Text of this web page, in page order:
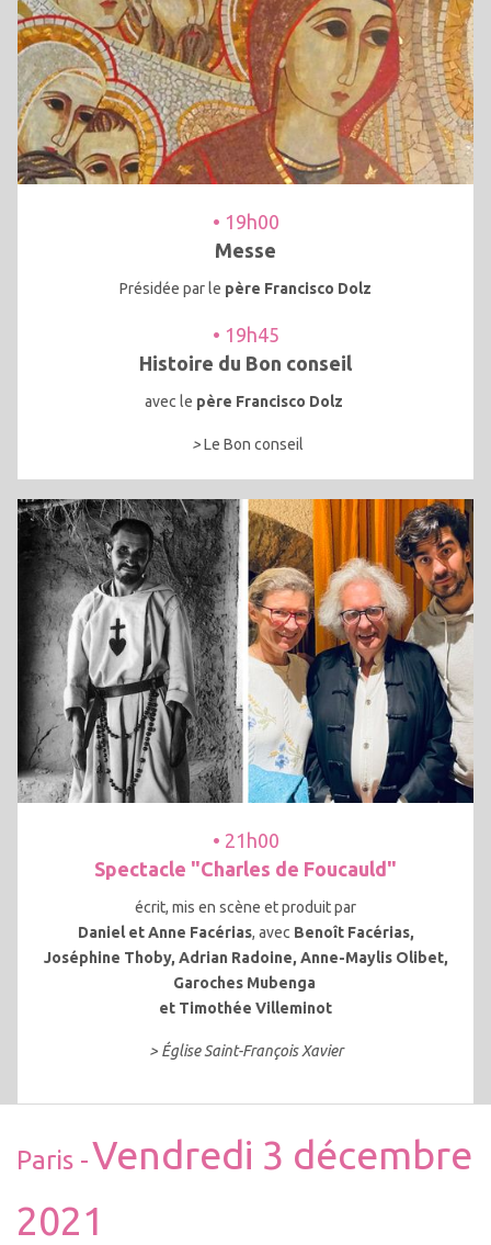
• 19h00
Messe
Présidée par le père Francisco Dolz
• 19h45
Histoire du Bon conseil
avec le père Francisco Dolz
>Le Bon conseil
• 21h00
Spectacle "Charles de Foucauld"
écrit, mis en scène et produit par
Daniel etAnne Facérias, avec Benoît Facérias,
Joséphine Thoby, Adrian Radoine, Anne-Maylis Olibet,
Garoches Mubenga
et Timothée Villeminot
> Église Saint-François Xavier
Paris -Vendredi 3 décembre
2021